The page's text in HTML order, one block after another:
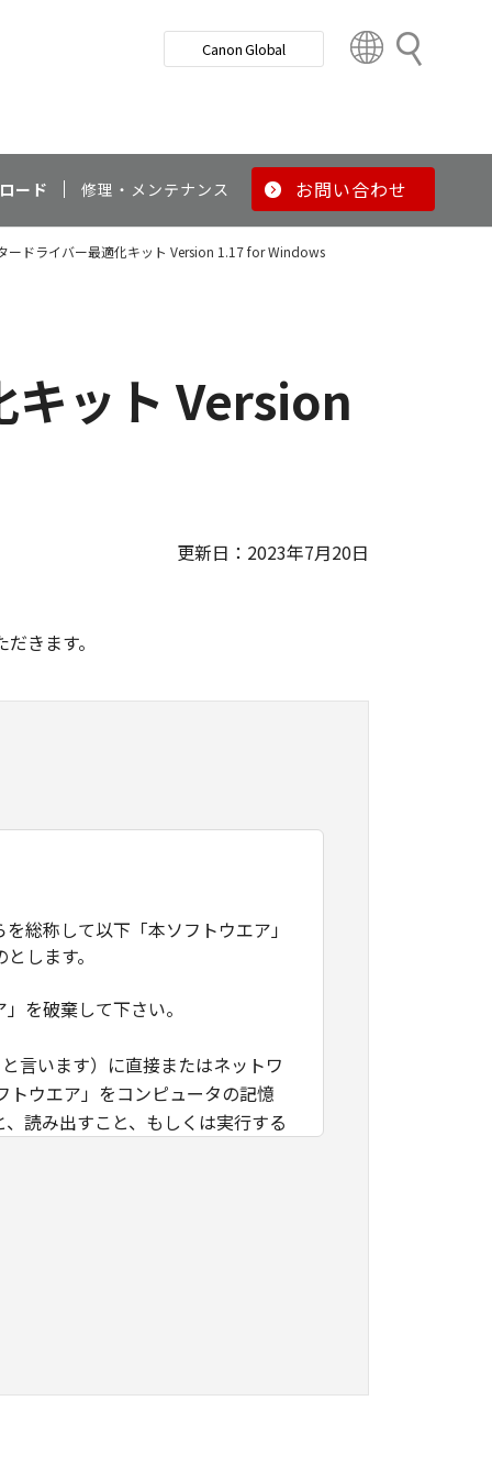
検
Canon Global
t
y
ード 修理・メンテナンス お問い合わせ
ードライバー最適化キット Version 1.17 for Windows
キット Version
更新日：2023年7月20日
きます。
総称して以下「本ソフトウエア」
します。
を破棄して下さい。
言います）に直接またはネットワ
ウエア」をコンピュータの記憶
読み出すこと、もしくは実行する
ソフトウエア」を使用もしくは利
、逆コンパイルまたは逆アセンブ
かなる権利もお客様に付与するも
ノンのライセンサーに帰属しま